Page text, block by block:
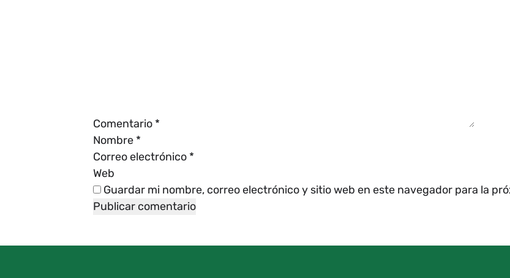
Comentario *
Nombre *
Correo electrónico *
Web
Guardar mi nombre, correo electrónico y sitio web en este navegador para la